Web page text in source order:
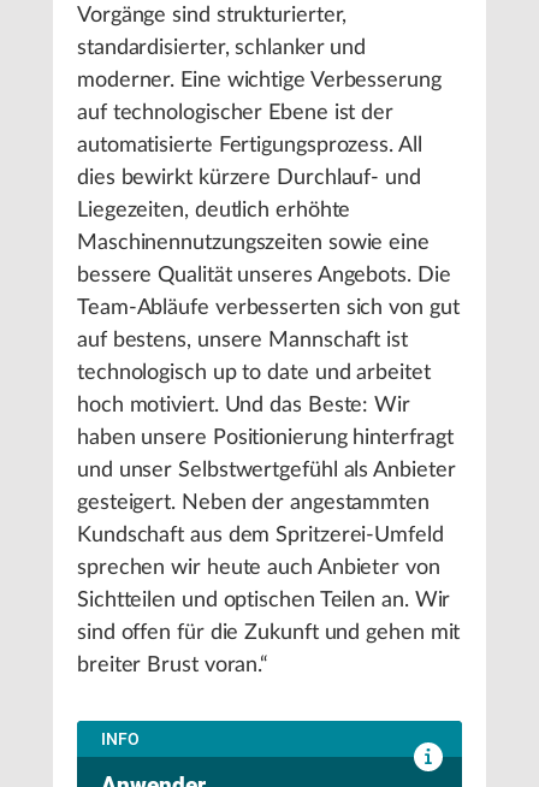
Vorgänge sind strukturierter,
standardisierter, schlanker und
moderner. Eine wichtige Verbesserung
auf technologischer Ebene ist der
automatisierte Fertigungsprozess. All
dies bewirkt kürzere Durchlauf- und
Liegezeiten, deutlich erhöhte
Maschinennutzungszeiten sowie eine
bessere Qualität unseres Angebots. Die
Team-Abläufe verbesserten sich von gut
auf bestens, unsere Mannschaft ist
technologisch up to date und arbeitet
hoch motiviert. Und das Beste: Wir
haben unsere Positionierung hinterfragt
und unser Selbstwertgefühl als Anbieter
gesteigert. Neben der angestammten
Kundschaft aus dem Spritzerei-Umfeld
sprechen wir heute auch Anbieter von
Sichtteilen und optischen Teilen an. Wir
sind offen für die Zukunft und gehen mit
breiter Brust voran.“
INFO